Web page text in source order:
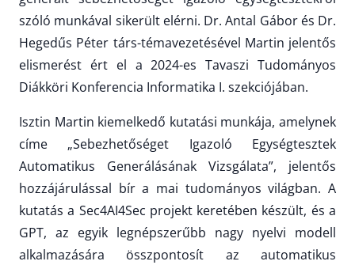
szóló munkával sikerült elérni. Dr. Antal Gábor és Dr.
Hegedűs Péter társ-témavezetésével Martin jelentős
elismerést ért el a 2024-es Tavaszi Tudományos
Diákköri Konferencia Informatika I. szekciójában.
Isztin Martin kiemelkedő kutatási munkája, amelynek
címe „Sebezhetőséget Igazoló Egységtesztek
Automatikus Generálásának Vizsgálata”, jelentős
hozzájárulással bír a mai tudományos világban. A
kutatás a Sec4AI4Sec projekt keretében készült, és a
GPT, az egyik legnépszerűbb nagy nyelvi modell
alkalmazására összpontosít az automatikus